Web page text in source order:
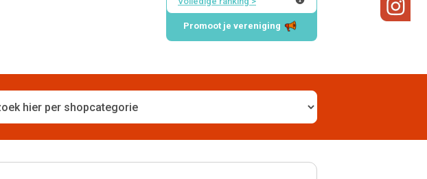
Promoot je vereniging